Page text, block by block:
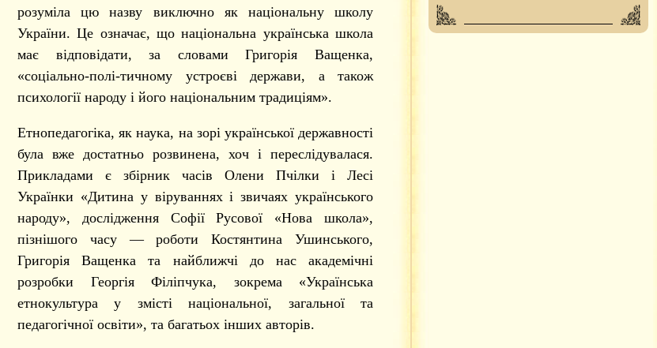
розуміла цю назву виключно як національну школу
України. Це означає, що національна українська школа
має відповідати, за словами Григорія Ващенка,
«соціально-полі-тичному устроєві держави, а також
психології народу і його національним традиціям».
Етнопедагогіка, як наука, на зорі української державності
була вже достатньо розвинена, хоч і переслідувалася.
Прикладами є збірник часів Олени Пчілки і Лесі
Українки «Дитина у віруваннях і звичаях українського
народу», дослідження Софії Русової «Нова школа»,
пізнішого часу — роботи Костянтина Ушинського,
Григорія Ващенка та найближчі до нас академічні
розробки Георгія Філіпчука, зокрема «Українська
етнокультура у змісті національної, загальної та
педагогічної освіти», та багатьох інших авторів.